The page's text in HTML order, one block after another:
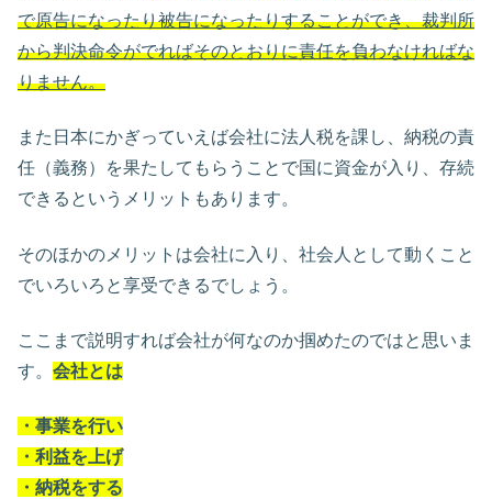
で原告になったり被告になったりすることができ、裁判所
から判決命令がでればそのとおりに責任を負わなければな
りません。
また日本にかぎっていえば会社に法人税を課し、納税の責
任（義務）を果たしてもらうことで国に資金が入り、存続
できるというメリットもあります。
そのほかのメリットは会社に入り、社会人として動くこと
でいろいろと享受できるでしょう。
ここまで説明すれば会社が何なのか掴めたのではと思いま
す。 会社とは
・事業を行い
・利益を上げ
・納税をする